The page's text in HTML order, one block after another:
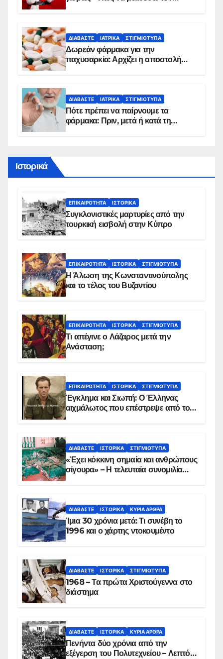
ΔΙΑΒΆΣΤΕ ΙΑΤΡΙΚΆ ΣΤΙΓΜΙΌΤΥΠΑ
Δωρεάν φάρμακα για την
παχυσαρκία: Αρχίζει η αποστολή
ΔΙΑΒΆΣΤΕ ΙΑΤΡΙΚΆ ΣΤΙΓΜΙΌΤΥΠΑ
Πότε πρέπει να παίρνουμε τα
φάρμακα: Πριν, μετά ή κατά τη
Ιστορικά
ΕΠΙΚΑΙΡΌΤΗΤΑ ΙΣΤΟΡΙΚΆ
Συγκλονιστικές μαρτυρίες από την
τουρκική εισβολή στην Κύπρο
ΕΠΙΚΑΙΡΌΤΗΤΑ ΙΣΤΟΡΙΚΆ ΣΤΙΓΜΙΌΤΥΠΑ
Η Άλωση της Κωνσταντινούπολης
και το τέλος του Βυζαντίου
ΕΠΙΚΑΙΡΌΤΗΤΑ ΙΣΤΟΡΙΚΆ ΣΤΙΓΜΙΌΤΥΠΑ
Τι απέγινε ο Λάζαρος μετά την
Ανάσταση;
ΕΠΙΚΑΙΡΌΤΗΤΑ ΙΣΤΟΡΙΚΆ ΣΤΙΓΜΙΌΤΥΠΑ
Έγκλημα και Σιωπή: Ο Έλληνας
αιχμάλωτος που επέστρεψε από το
ΔΙΑΒΆΣΤΕ ΙΣΤΟΡΙΚΆ ΣΤΙΓΜΙΌΤΥΠΑ
«Έχει κόκκινη σημαία και ανθρώπους
σίγουρα» – Η τελευταία συνομιλία
ΔΙΑΒΆΣΤΕ ΙΣΤΟΡΙΚΆ ΚΥΡΙΑ ΑΡΘΡΑ
Ίμια 30 χρόνια μετά: Τι συνέβη το
1996 και ο χάρτης ντοκουμέντο
ΔΙΑΒΆΣΤΕ ΙΣΤΟΡΙΚΆ ΣΤΙΓΜΙΌΤΥΠΑ
1968 – Τα πρώτα Χριστούγεννα στο
διάστημα
ΔΙΑΒΆΣΤΕ ΙΣΤΟΡΙΚΆ ΚΥΡΙΑ ΑΡΘΡΑ
Πενήντα δύο χρόνια από την
εξέγερση του Πολυτεχνείου – Λεπτό